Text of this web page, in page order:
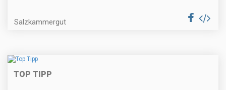
Salzkammergut
TOP TIPP